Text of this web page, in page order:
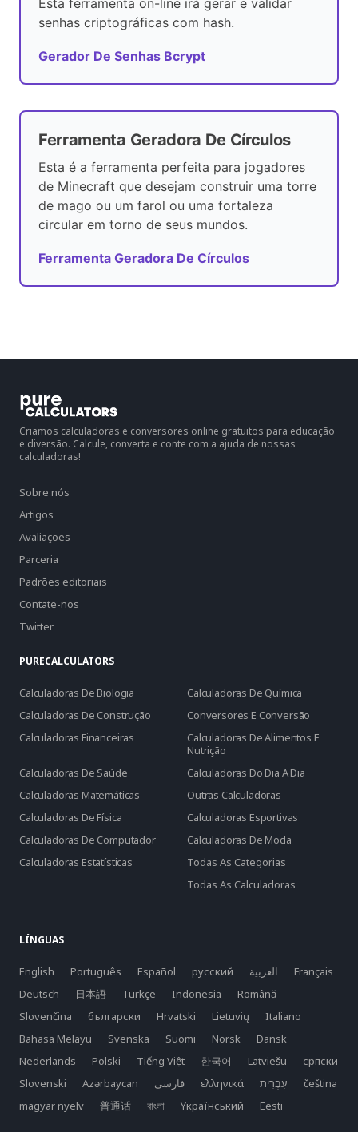
Esta ferramenta on-line irá gerar e validar
senhas criptográficas com hash.
Gerador De Senhas Bcrypt
Ferramenta Geradora De Círculos
Esta é a ferramenta perfeita para jogadores
de Minecraft que desejam construir uma torre
de mago ou um farol ou uma fortaleza
circular em torno de seus mundos.
Ferramenta Geradora De Círculos
Criamos calculadoras e conversores online gratuitos para educação
e diversão. Calcule, converta e conte com a ajuda de nossas
calculadoras!
Sobre nós
Artigos
Avaliações
Parceria
Padrões editoriais
Contate-nos
Twitter
PURECALCULATORS
Calculadoras De Biologia
Calculadoras De Química
Calculadoras De Construção
Conversores E Conversão
Calculadoras Financeiras
Calculadoras De Alimentos E
Nutrição
Calculadoras De Saúde
Calculadoras Do Dia A Dia
Calculadoras Matemáticas
Outras Calculadoras
Calculadoras De Física
Calculadoras Esportivas
Calculadoras De Computador
Calculadoras De Moda
Calculadoras Estatísticas
Todas As Categorias
Todas As Calculadoras
LÍNGUAS
English Português Español русский العربية
Français
Deutsch
日本語 Türkçe Indonesia
Română
Slovenčina
български Hrvatski Lietuvių
Italiano
Bahasa Melayu
Svenska Suomi Norsk
Dansk
Nederlands
Polski Tiếng Việt 한국어 Latviešu
српски
Slovenski
Azərbaycan فارسی ελληνικά
čeština
magyar nyelv
普通话 বাংলা Yкраїнський Eesti